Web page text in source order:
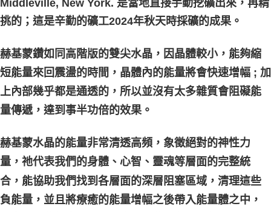
Middleville, New York. 是當地直接手動挖礦出來，再精
挑的；這是辛勤的礦工2024年秋天時採礦的成果。
赫基蒙鑽如同高階版的雙尖水晶，因晶體較小，能夠縮
短能量來回震盪的時間，晶體內的能量將會快速增幅 ; 加
上內部幾乎都是通透的，所以並沒有太多雜質會阻礙能
量傳遞，達到事半功倍的效果。
赫基蒙水晶的能量非常清透高頻，象徵絕對的神性力
量，祂代表我們的身體、心智、靈魂等層面的完整統
合，能協助我們找到各層面的深層阻塞區域，清理這些
負能量，並且將療癒的能量增幅之後帶入能量體之中，